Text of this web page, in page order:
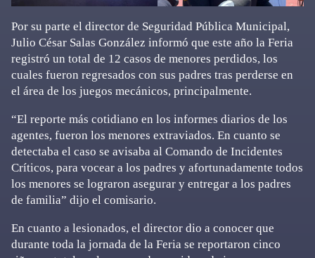
Por su parte el director de Seguridad Pública Municipal,
Julio César Salas González informó que este año la Feria
registró un total de 12 casos de menores perdidos, los
cuales fueron regresados con sus padres tras perderse en
el área de los juegos mecánicos, principalmente.
“El reporte más cotidiano en los informes diarios de los
agentes, fueron los menores extraviados. En cuanto se
detectaba el caso se avisaba al Comando de Incidentes
Críticos, para vocear a los padres y afortunadamente todos
los menores se lograron asegurar y entregar a los padres
de familia” dijo el comisario.
En cuanto a lesionados, el director dio a conocer que
durante toda la jornada de la Feria se reportaron cinco